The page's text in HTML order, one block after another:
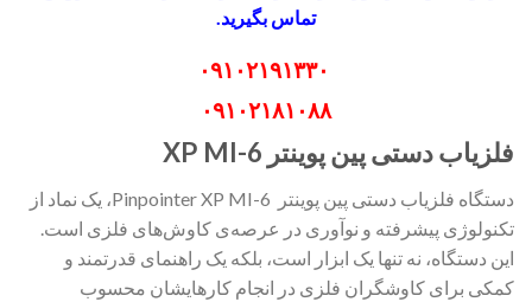
تماس بگیرید.
۰۹۱۰۲۱۹۱۳۳۰
۰۹۱۰۲۱۸۱۰۸۸
فلزیاب دستی پین پوینتر
دستگاه فلزیاب دستی پین پوینتر Pinpointer XP MI-6، یک نماد از
تکنولوژی پیشرفته و نوآوری در عرصه‌ی کاوش‌های فلزی است.
این دستگاه، نه تنها یک ابزار است، بلکه یک راهنمای قدرتمند و
کمکی برای کاوشگران فلزی در انجام کارهایشان محسوب